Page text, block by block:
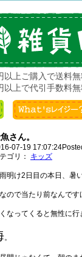
以上ご購入で送料無
以上で代引手数料無
さん。
07-19
ゴリ： キッズ
明け2日目の本日、暑い
ので当たり前なんです
なってくると無性に行
。